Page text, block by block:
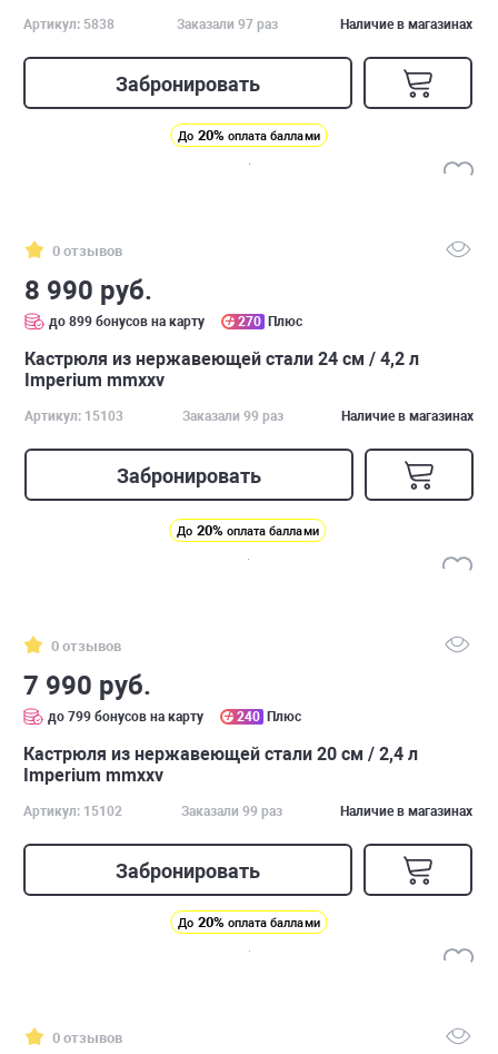
Артикул: 5838 Заказали 97 раз Наличие в магазинах
Забронировать
До 20% оплата баллами
0 отзывов
8 990 руб.
до 899 бонусов на карту 270 Плюс
Кастрюля из нержавеющей стали 24 см / 4,2 л
Imperium mmxxv
Артикул: 15103 Заказали 99 раз Наличие в магазинах
Забронировать
До 20% оплата баллами
0 отзывов
7 990 руб.
до 799 бонусов на карту 240 Плюс
Кастрюля из нержавеющей стали 20 см / 2,4 л
Imperium mmxxv
Артикул: 15102 Заказали 99 раз Наличие в магазинах
Забронировать
До 20% оплата баллами
0 отзывов